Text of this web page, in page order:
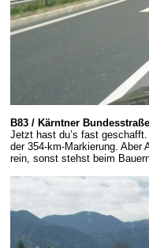
B83 / Kärntner
Jetzt hast du’s fast
der 354-km-Markierung. Aber
rein, sonst stehst beim